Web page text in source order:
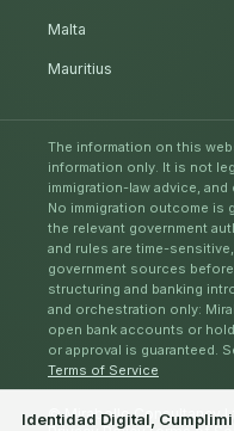
Identidad Digital,
Malta
Mauritius
The information on this
information only. It is not
immigration-law advice,
No immigration outcome is
the relevant government
and rules are time-
government sources
structuring and banking
and orchestration only:
open bank accounts or
or approval is guaranteed.
Terms of Service
© Mirabello Consultancy